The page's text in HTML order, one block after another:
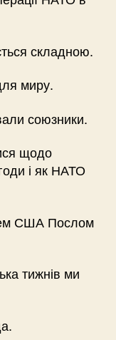
складною.
миру.
союзники.
щодо
і як НАТО
США Послом
тижнів ми